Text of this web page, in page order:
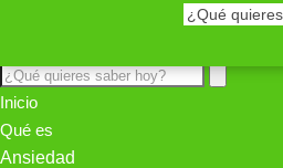
Inicio
Qué es
Ansiedad